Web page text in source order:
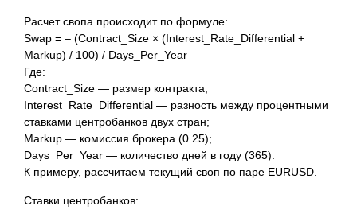
Расчет свопа происходит по формуле:
Swap = – (Contract_Size × (Interest_Rate_Differential +
Markup) / 100) / Days_Per_Year
Где:
Contract_Size — размер контракта;
Interest_Rate_Differential — разность между процентными
ставками центробанков двух стран;
Markup — комиссия брокера (0.25);
Days_Per_Year — количество дней в году (365).
К примеру, рассчитаем текущий своп по паре EURUSD.
Ставки центробанков: